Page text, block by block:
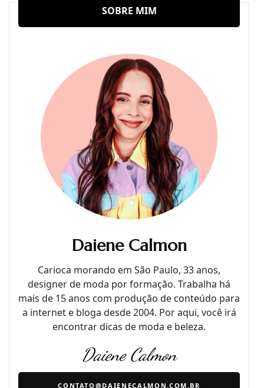
SOBRE MIM
Daiene Calmon
Carioca morando em São Paulo, 33 anos,
designer de moda por formação. Trabalha há
mais de 15 anos com produção de conteúdo para
a internet e bloga desde 2004. Por aqui, você irá
encontrar dicas de moda e beleza.
Daiene Calmon
CONTATO@DAIENECALMON.COM.BR